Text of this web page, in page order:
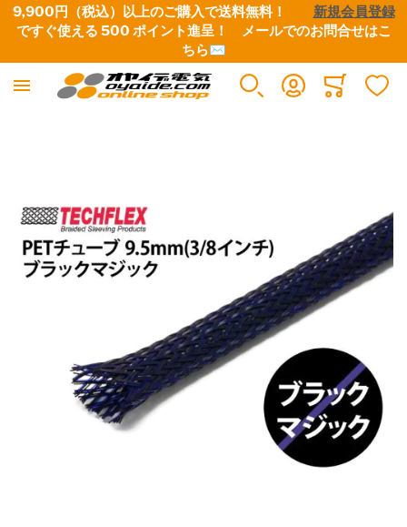
9,900円（税込）以上のご購入で送料無料！ 新規会員登録
ですぐ使える 500 ポイント進呈！ メールでのお問合せはこ
ちら✉
電源ケーブル・タップ・関連パーツ
電源タップ
電源プラグ・コネクター
インターコネクトケーブル
XLRケーブル
インターコネクトケーブル切り売り
Yケーブル・分岐ケーブル
スピーカーケーブル
切り売りケーブル
Yラグ・バナナプラグ・その他コネクター
デジタルケーブル
RCAケーブル
LAN ケーブル
映像ケーブル
各種コネクター
グランドボックス（仮想アース装置）
アースケーブル
アナログ･レコードアクセサリー
カートリッジ・ヘッドシェル
アクセサリー・クリーナー
シート・テープ
EMI用テープ・シート
各種コネクター類
RCAコネクター
BNCコネクター
各種配線材
単線
シールド線
各種チューブ
絶縁用チューブ
シールド用チューブ
はんだ・工具
はんだこて・フラックス・半田関連工具
ヒーティングガン・ホットボンド・シュリンク製品